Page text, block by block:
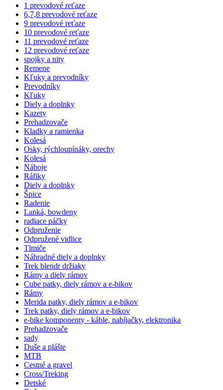
1 prevodové reťaze
6,7,8 prevodové reťaze
9 prevodové reťaze
10 prevodové reťaze
11 prevodové reťaze
12 prevodové reťaze
spojky a nity
Remene
Kľuky a prevodníky
Prevodníky
Kľuky
Diely a doplnky
Kazety
Prehadzovače
Kladky a ramienka
Kolesá
Osky, rýchloupínáky, orechy
Kolesá
Náboje
Ráfiky
Diely a doplnky
Špice
Radenie
Lanká, bowdeny
radiace páčky
Odpruženie
Odpružené vidlice
Tlmiče
Náhradné diely a doplnky
Trek blendr držiaky
Rámy a diely rámov
Cube patky, diely rámov a e-bikov
Rámy
Merida patky, diely rámov a e-bikov
Trek patky, diely rámov a e-bikov
e-bike komponenty - káble, nabíjačky, elektronika
Prehadzovače
sady
Duše a plášte
MTB
Cestné a gravel
Cross/Treking
Detské